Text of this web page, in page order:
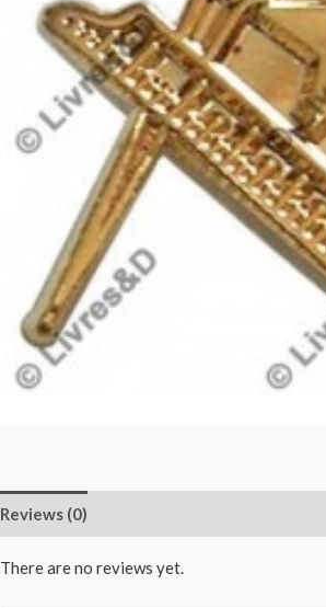
Reviews (0)
There are no reviews yet.